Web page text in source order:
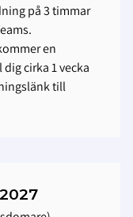
på 3 timmar
en
cirka 1 vecka
till